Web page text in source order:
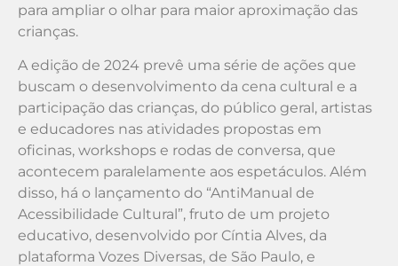
para ampliar o olhar para maior aproximação das
crianças.
A edição de 2024 prevê uma série de ações que
buscam o desenvolvimento da cena cultural e a
participação das crianças, do público geral, artistas
e educadores nas atividades propostas em
oficinas, workshops e rodas de conversa, que
acontecem paralelamente aos espetáculos. Além
disso, há o lançamento do “AntiManual de
Acessibilidade Cultural”, fruto de um projeto
educativo, desenvolvido por Cíntia Alves, da
plataforma Vozes Diversas, de São Paulo, e